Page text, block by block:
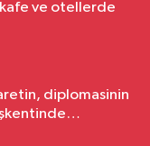
ve otellerde
diplomasinin